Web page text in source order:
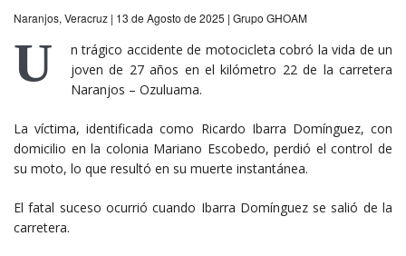
Naranjos, Veracruz | 13 de Agosto de 2025 | Grupo GHOAM
U
n trágico accidente de motocicleta cobró la vida de un
joven de 27 años en el kilómetro 22 de la carretera
Naranjos – Ozuluama.
La víctima, identificada como Ricardo Ibarra Domínguez, con
domicilio en la colonia Mariano Escobedo, perdió el control de
su moto, lo que resultó en su muerte instantánea.
El fatal suceso ocurrió cuando Ibarra Domínguez se salió de la
carretera.